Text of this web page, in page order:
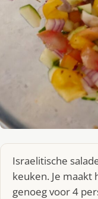
Israelitische
keuken. Je
genoeg voor 4